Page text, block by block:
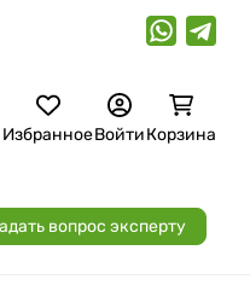
ИзбранноеВойтиКорзина
вопрос эксперту